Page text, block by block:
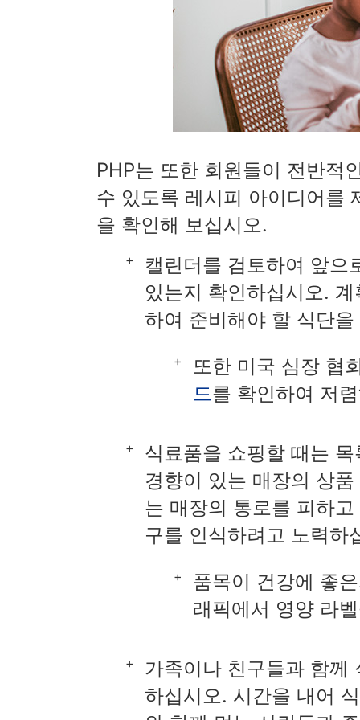
PHP는 또한 회원들이 전반적
수 있도록 레시피 아이디어를
을 확인해 보십시오.
캘린더를 검토하여 앞으
있는지 확인하십시오.
하여 준비해야 할 식단
또한 미국 심장 협
드를 확인하여 저
식료품을 쇼핑할 때는
경향이 있는 매장의 상
는 매장의 통로를 피하
구를 인식하려고 노력하
품목이 건강에 좋
래픽에서 영양 라
가족이나 친구들과 함께
하십시오. 시간을 내어